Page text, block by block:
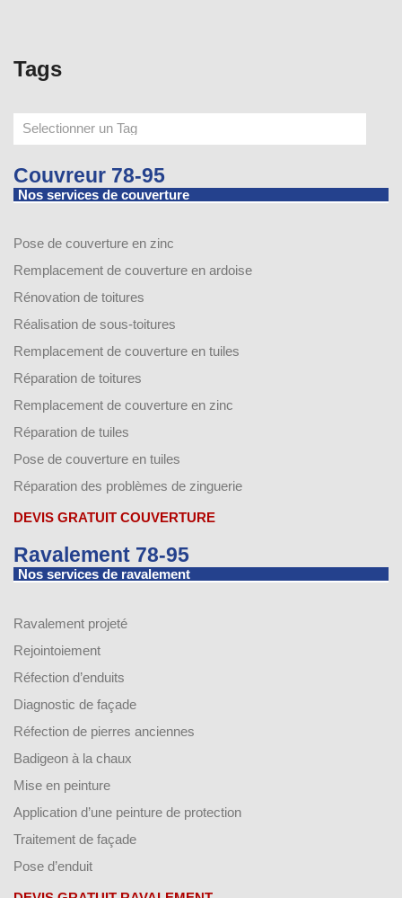
Tags
Couvreur 78-95
Nos services de couverture
Pose de couverture en zinc
Remplacement de couverture en ardoise
Rénovation de toitures
Réalisation de sous-toitures
Remplacement de couverture en tuiles
Réparation de toitures
Remplacement de couverture en zinc
Réparation de tuiles
Pose de couverture en tuiles
Réparation des problèmes de zinguerie
DEVIS GRATUIT COUVERTURE
Ravalement 78-95
Nos services de ravalement
Ravalement projeté
Rejointoiement
Réfection d’enduits
Diagnostic de façade
Réfection de pierres anciennes
Badigeon à la chaux
Mise en peinture
Application d’une peinture de protection
Traitement de façade
Pose d’enduit